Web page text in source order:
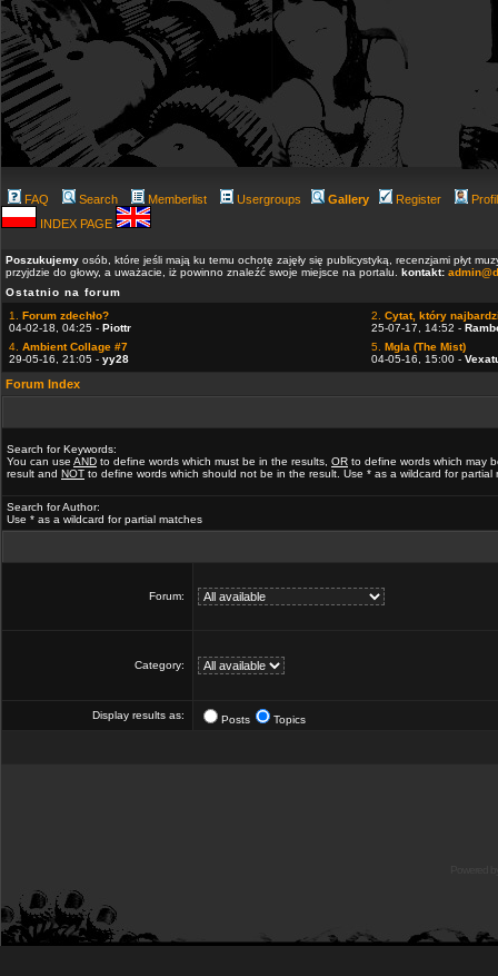
FAQ Search Memberlist Usergroups Gallery Register
INDEX PAGE
Poszukujemy osób, które jeśli mają ku temu ochotę zajęły się publicystyką, recenzjami płyt
przyjdzie do głowy, a uważacie, iż powinno znaleźć swoje miejsce na portalu. kontakt:
Ostatnio na forum
1. Forum zdechło?
04-02-18, 04:25 - Piottr
2. Cytat, który
25-07-17, 14:52 -
4. Ambient Collage #7
29-05-16, 21:05 - yy28
5. Mgla (The Mist)
04-05-16, 15:00 -
Forum Index
Search for Keywords:
You can use AND to define words which must be in the results, OR to define words which may
result and NOT to define words which should not be in the result. Use * as a wildcard for partial
Search for Author:
Use * as a wildcard for partial matches
Forum:
Category:
Display results as: Posts Topics